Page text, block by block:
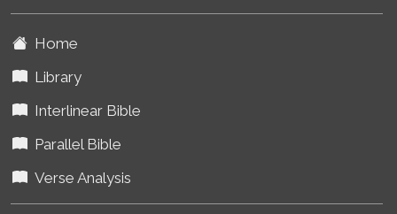
Home
Library
Interlinear Bible
Parallel Bible
Verse Analysis